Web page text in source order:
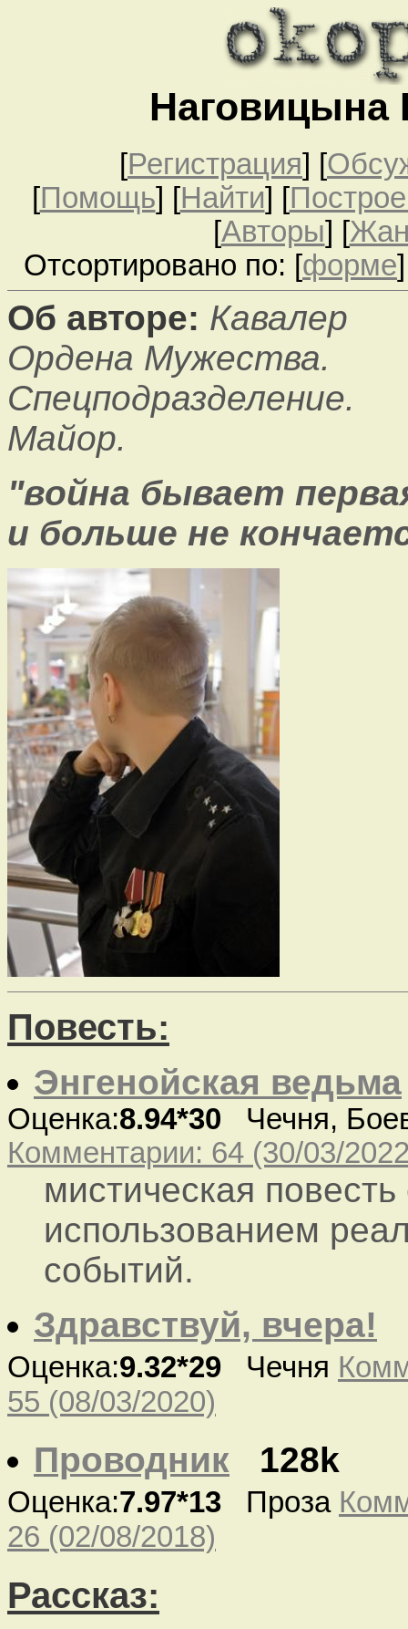
Наговицына
[Регистрация] [
[Помощь] [Найти] [
[Авторы] [
Отсортировано по: [форме
Об авторе: Кавалер
Ордена Мужества.
Спецподразделение.
Майор.
"война бывает
и больше не
Повесть:
Энгенойская ведьма
Оценка:8.94*30 Чечня,
Комментарии: 64 (30/03/
мистическая повесть
использованием
событий.
Здравствуй, вчера!
Оценка:9.32*29 Чечня
55 (08/03/2020)
Проводник
128k
Оценка:7.97*13 Проза
26 (02/08/2018)
Рассказ: